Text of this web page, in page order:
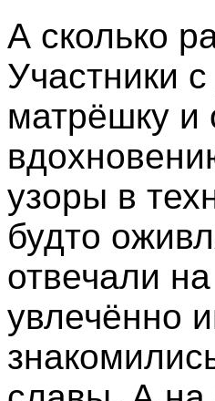
А сколько
Участники
матрёшку и
узоры в
будто
отвечали
увлечённо